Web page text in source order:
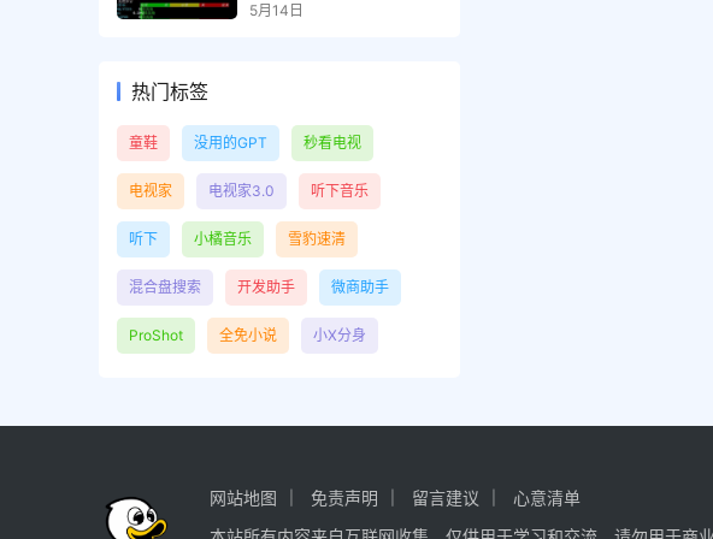
5月14日
热门标签
童鞋 没用的GPT 秒看电视
电视家 电视家3.0 听下音乐
听下 小橘音乐 雪豹速清
混合盘搜索 开发助手 微商助手
ProShot 全免小说 小X分身
网站地图 免责声明 留言建议
心意清单